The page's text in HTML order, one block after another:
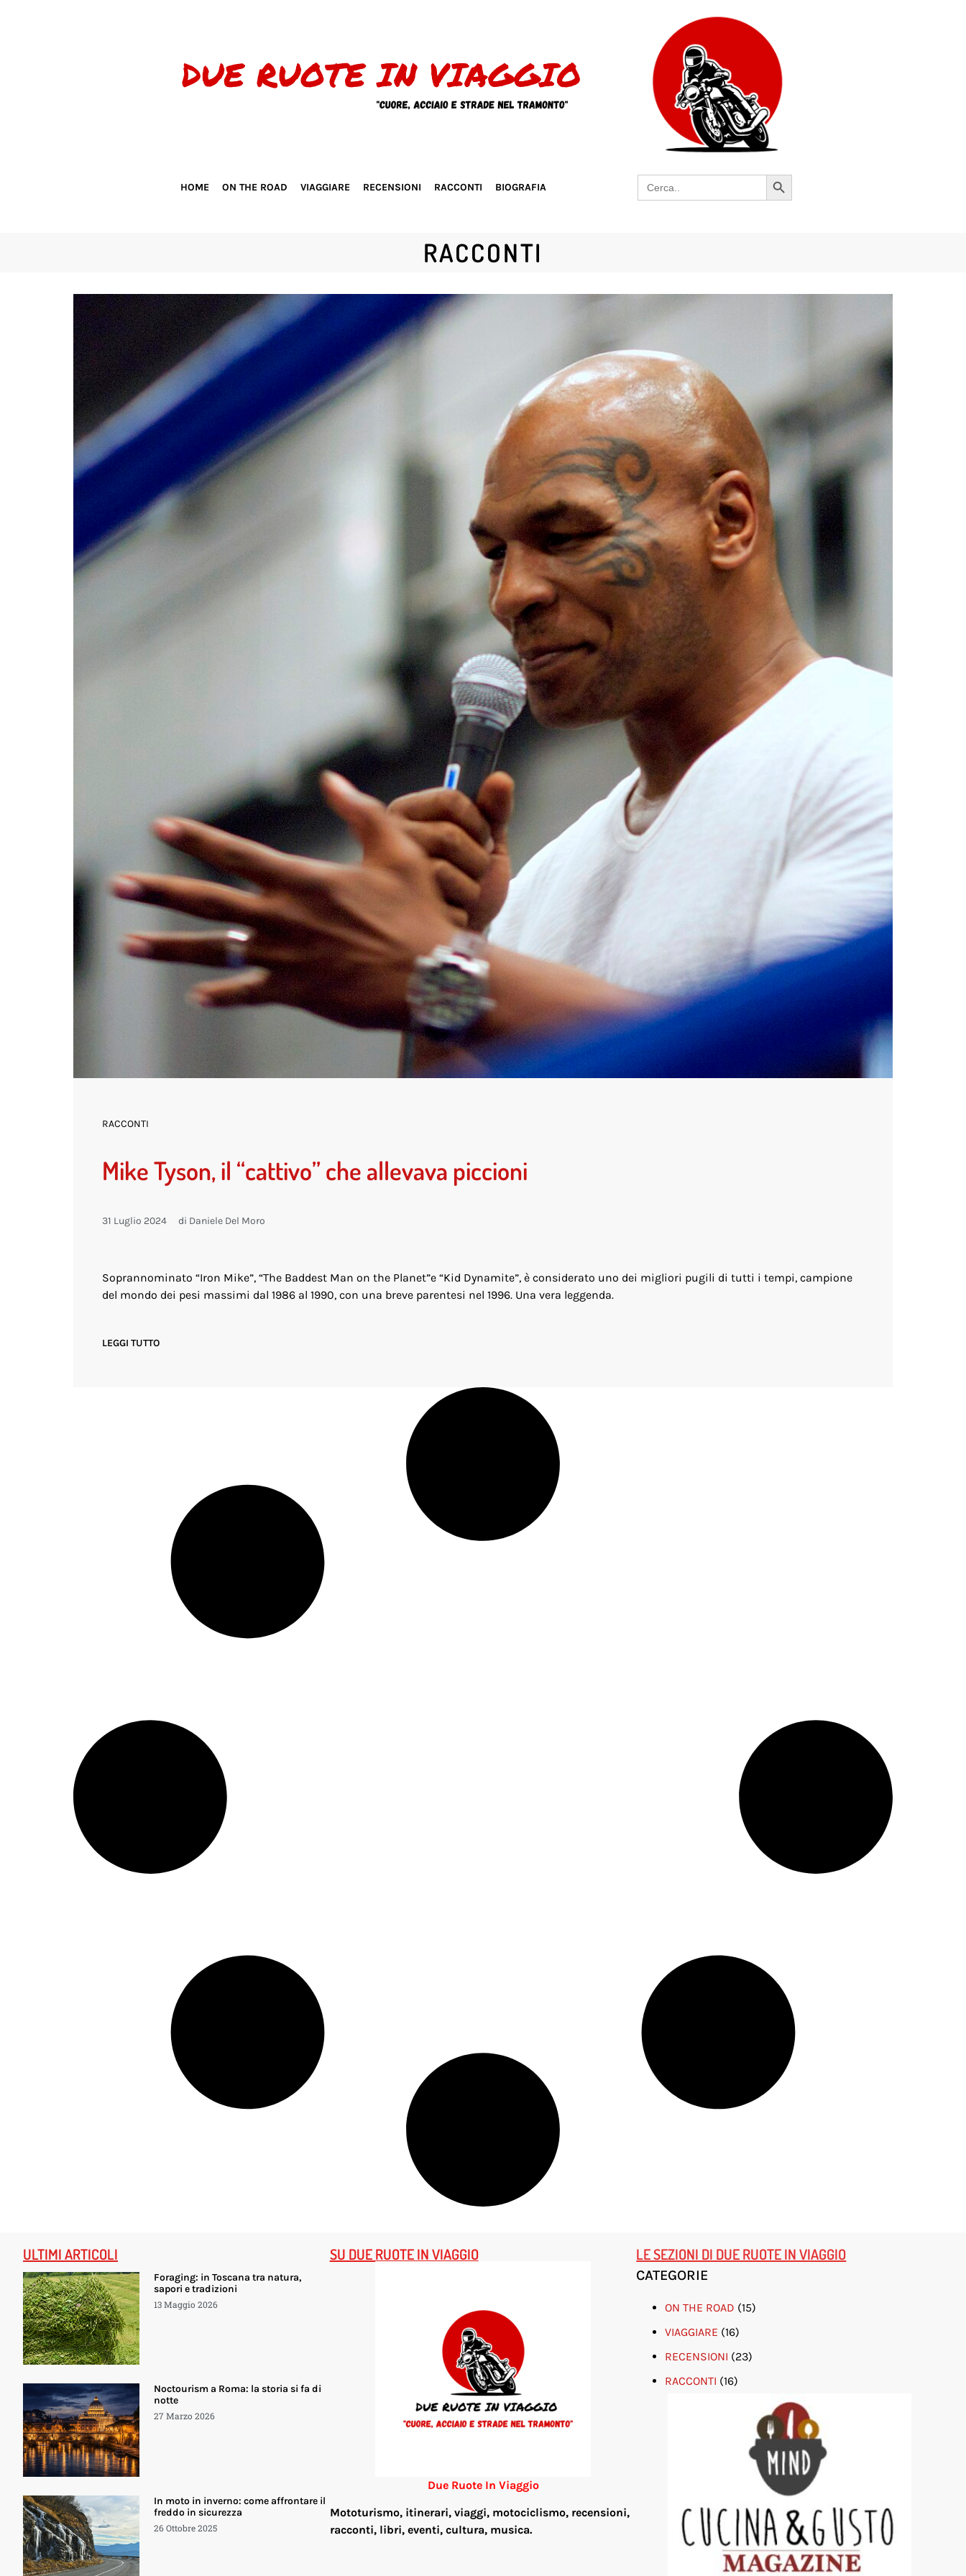
HOME ON THE ROAD VIAGGIARE RECENSIONI RACCONTI BIOGRAFIA
Search
for:
Search Button
RACCONTI
RACCONTI
Mike Tyson, il “cattivo” che allevava piccioni
31 Luglio 2024 di Daniele Del Moro
Soprannominato “Iron Mike”, “The Baddest Man on the Planet”e “Kid Dynamite”, è considerato uno dei migliori pugili di tutti i tempi, campione
del mondo dei pesi massimi dal 1986 al 1990, con una breve parentesi nel 1996. Una vera leggenda.
LEGGI TUTTO
ULTIMI ARTICOLI
Foraging: in Toscana tra natura,
sapori e tradizioni
13 Maggio 2026
Noctourism a Roma: la storia si fa di
notte
27 Marzo 2026
In moto in inverno: come affrontare il
freddo in sicurezza
26 Ottobre 2025
SU DUE RUOTE IN VIAGGIO
Due Ruote In Viaggio
Mototurismo, itinerari, viaggi, motociclismo, recensioni,
racconti, libri, eventi, cultura, musica.
LE SEZIONI DI DUE RUOTE IN VIAGGIO
CATEGORIE
ON THE ROAD (15)
VIAGGIARE (16)
RECENSIONI (23)
RACCONTI (16)